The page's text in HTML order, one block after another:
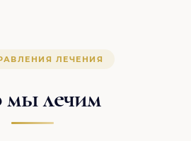
ЛЕЧЕНИЯ
мы лечим